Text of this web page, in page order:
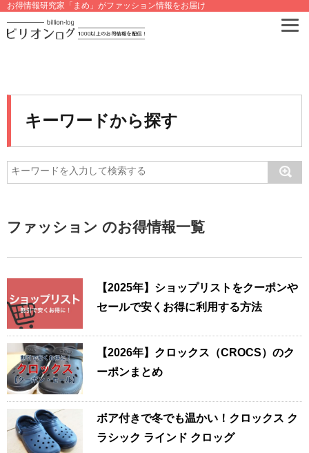
お得情報研究家「まめ」がファッション情報をお届け
キーワードから探す
ファッション のお得情報一覧
【2025年】ショップリストをクーポンや
セールで安くお得に利用する方法
【2026年】クロックス（CROCS）のク
ーポンまとめ
ボア付きで冬でも温かい！クロックス ク
ラシック ラインド クロッグ